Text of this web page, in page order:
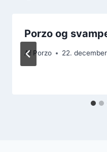
Porzo og
Af Porzo 22.